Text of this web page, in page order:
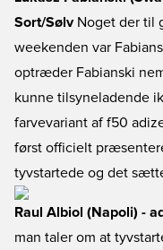
Sort/SølvNoget der til
weekenden var
optræder Fabianski
kunne tilsyneladende
farvevariant af f50
først officielt
tyvstartede og det
Raul Albiol (Napoli) -
man taler om at